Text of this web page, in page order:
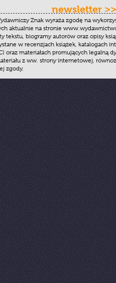
newsletter >>
Znak wyraża zgodę na
aktualnie na stronie
tekstu, biogramy autorów oraz opisy
w recenzjach książek, katalogach
oraz materiałach promujących legalną
z ww. strony internetowej,
zgody.